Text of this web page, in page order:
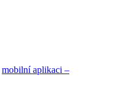
mobilní aplikaci –